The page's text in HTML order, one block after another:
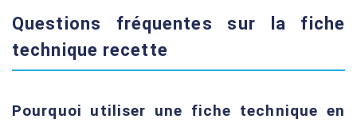
Questions fréquentes sur la fiche
technique recette
Pourquoi utiliser une fiche technique en